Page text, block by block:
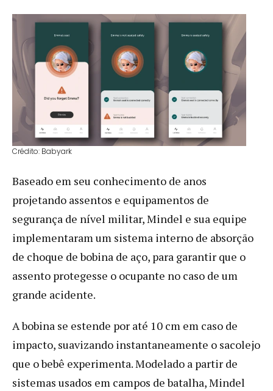
Crédito: Babyark
Baseado em seu conhecimento de anos
projetando assentos e equipamentos de
segurança de nível militar, Mindel e sua equipe
implementaram um sistema interno de absorção
de choque de bobina de aço, para garantir que o
assento protegesse o ocupante no caso de um
grande acidente.
A bobina se estende por até 10 cm em caso de
impacto, suavizando instantaneamente o sacolejo
que o bebê experimenta. Modelado a partir de
sistemas usados em campos de batalha, Mindel